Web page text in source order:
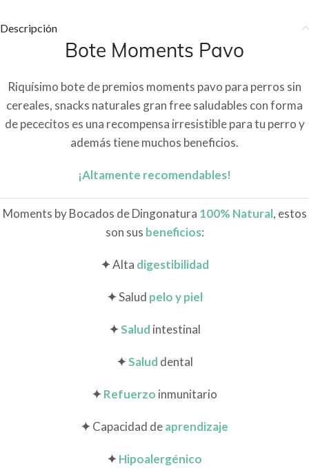
Descripción
Bote Moments Pavo
Riquísimo bote de premios moments pavo para perros sin
cereales, snacks naturales gran free saludables con forma
de pececitos es una recompensa irresistible para tu perro y
además tiene muchos beneficios.
¡Altamente recomendables!
Moments by Bocados de Dingonatura 100% Natural, estos
son sus beneficios:
✦Alta digestibilidad
✦Salud pelo y piel
✦Salud intestinal
✦Salud dental
✦Refuerzo inmunitario
✦Capacidad deaprendizaje
✦Hipoalergénico